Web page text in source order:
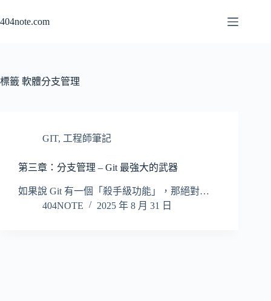
至
容
404note.com
標籤 軟體分支管理
GIT, 工程師筆記
第三章：分支管理 – Git 最強大的武器
如果說 Git 有一個「殺手級功能」，那絕對…
404NOTE
2025 年 8 月 31 日